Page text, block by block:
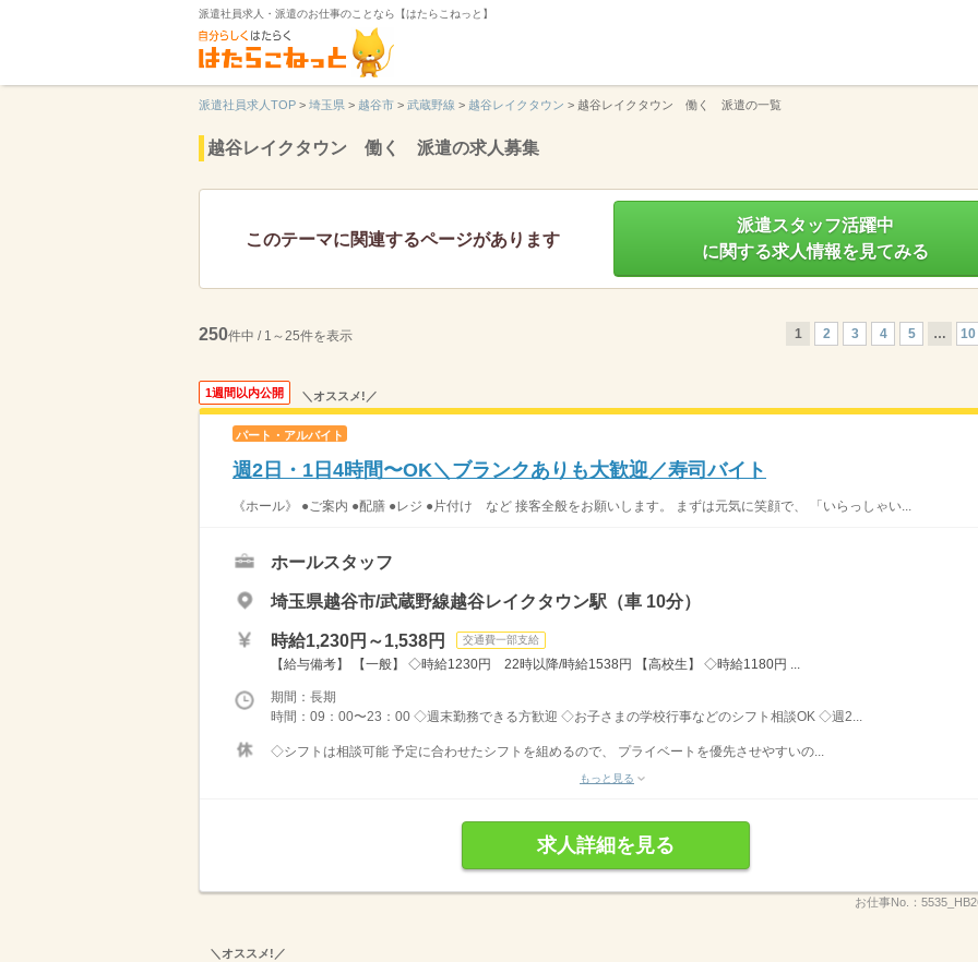
派遣社員求人・派遣のお仕事のことなら【はたらこねっと】
派遣社員求人TOP > 埼玉県 > 越谷市 > 武蔵野線 > 越谷レイクタウン > 越谷レイクタウン 働く 派遣の一覧
越谷レイクタウン 働く 派遣の求人募集
このテーマに関連するページがあります
派遣スタッフ活躍中
に関する求人情報を見てみる
250件中 / 1～25件を表示 1 2 3 4 5 … 10
1週間以内公開 ＼オススメ!／
パート・アルバイト
週2日・1日4時間〜OK＼ブランクありも大歓迎／寿司バイト
《ホール》 ●ご案内 ●配膳 ●レジ ●片付け など 接客全般をお願いします。 まずは元気に笑顔で、 「いらっしゃい...
ホールスタッフ
埼玉県越谷市/武蔵野線越谷レイクタウン駅（車 10分）
時給1,230円～1,538円 交通費一部支給
【給与備考】 【一般】 ◇時給1230円 22時以降/時給1538円 【高校生】 ◇時給1180円 ...
期間：長期
時間：09：00〜23：00 ◇週末勤務できる方歓迎 ◇お子さまの学校行事などのシフト相談OK ◇週2...
◇シフトは相談可能 予定に合わせたシフトを組めるので、 プライベートを優先させやすいの...
もっと見る
求人詳細を見る
お仕事No.：
＼オススメ!／